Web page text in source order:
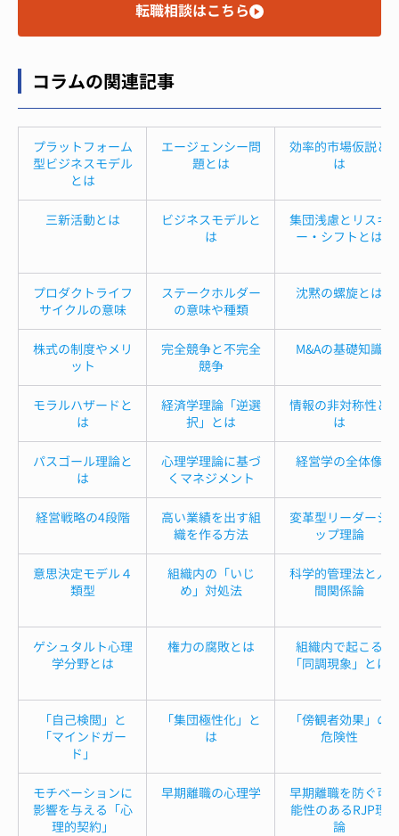
転職相談はこちら
コラムの関連記事
プラットフォーム
型ビジネスモデル
とは
エージェンシー問
題とは
効率的市場仮説と
は
三新活動とは
ビジネスモデルと
は
集団浅慮とリスキ
ー・シフトとは
プロダクトライフ
サイクルの意味
ステークホルダー
の意味や種類
沈黙の螺旋とは
株式の制度やメリ
ット
完全競争と不完全
競争
M&Aの基礎知識
モラルハザードと
は
経済学理論「逆選
択」とは
情報の非対称性と
は
パスゴール理論と
は
心理学理論に基づ
くマネジメント
経営学の全体像
経営戦略の4段階
高い業績を出す組
織を作る方法
変革型リーダーシ
ップ理論
意思決定モデル４
類型
組織内の「いじ
め」対処法
科学的管理法と人
間関係論
ゲシュタルト心理
学分野とは
権力の腐敗とは
組織内で起こる
「同調現象」とは
「自己検閲」と
「マインドガー
ド」
「集団極性化」と
は
「傍観者効果」の
危険性
モチベーションに
影響を与える「心
理的契約」
早期離職の心理学
早期離職を防ぐ可
能性のあるRJP理
論